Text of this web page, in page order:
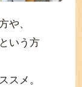
や、
という方
スメ。